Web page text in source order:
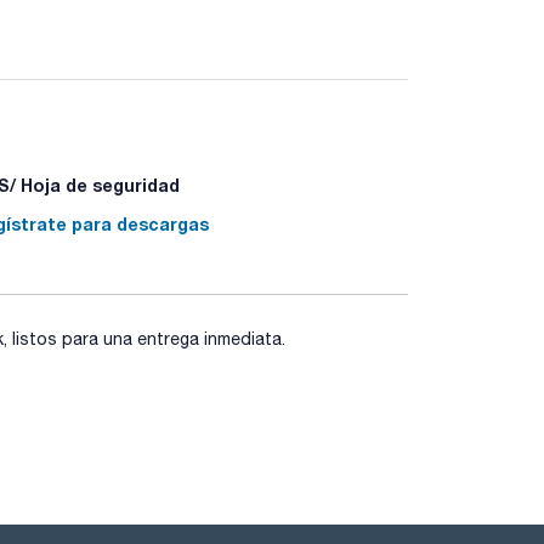
Hoja de seguridad
para descargas
para una entrega inmediata.